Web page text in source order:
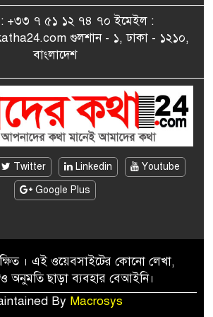
এমপি মমতাজ আলোকে
জেলা প্রবাসী এসোসিয়েশন’
বেদে সম্প্রদায় নিয়ে প্যারিসে
তথ্য-চলচ্চিত্র “ভাসমান জীবন”
+৩৩ ৭ ৫১ ১২ ৭৪ ৭০ ইমেইল :
গুলশান - ১, ঢাকা - ১২১০,
বাংলাদেশ
Twitter Linkedin
Youtube
Google Plus
। এই ওয়েবসাইটের কোনো লেখা,
অনুমতি ছাড়া ব্যবহার বেআইনি।
By Macrosys